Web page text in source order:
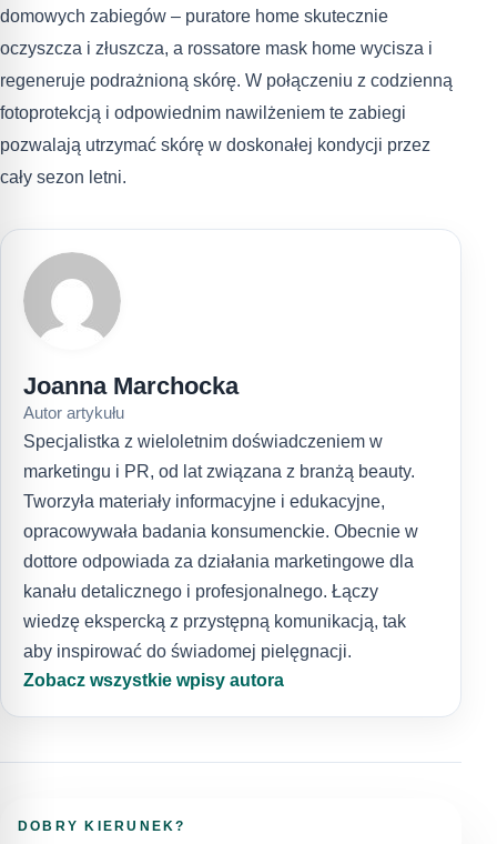
domowych zabiegów – puratore home skutecznie
oczyszcza i złuszcza, a rossatore mask home wycisza i
regeneruje podrażnioną skórę. W połączeniu z codzienną
fotoprotekcją i odpowiednim nawilżeniem te zabiegi
pozwalają utrzymać skórę w doskonałej kondycji przez
cały sezon letni.
Joanna Marchocka
Autor artykułu
Specjalistka z wieloletnim doświadczeniem w
marketingu i PR, od lat związana z branżą beauty.
Tworzyła materiały informacyjne i edukacyjne,
opracowywała badania konsumenckie. Obecnie w
dottore odpowiada za działania marketingowe dla
kanału detalicznego i profesjonalnego. Łączy
wiedzę ekspercką z przystępną komunikacją, tak
aby inspirować do świadomej pielęgnacji.
Zobacz wszystkie wpisy autora
DOBRY KIERUNEK?